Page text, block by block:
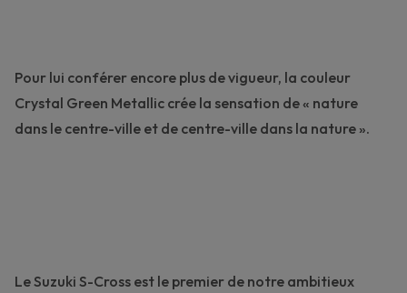
Pour lui conférer encore plus de vigueur, la couleur
Crystal Green Metallic crée la sensation de « nature
dans le centre-ville et de centre-ville dans la nature ».
Le Suzuki S-Cross est le premier de notre ambitieux